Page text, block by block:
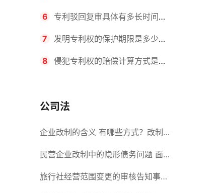
利的无效情形有哪些？
6 专利驳回复审具体有多长时间？
哪些情况下专利申请可能被驳回？
7 发明专利权的保护期限是多少
年？非专利发明人是否有专利申请
8 侵犯专利权的赔偿计算方式是什
间？
公司法
企业改制的含义 有哪些方式？改制
后国企员工属于什么性质？
民营企业改制中的隐形债务问题 面
对隐形债务问题应该如何解决？
旅行社经营范围变更的审核告知事项